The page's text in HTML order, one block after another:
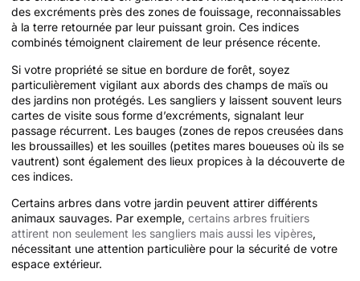
des excréments près des zones de fouissage, reconnaissables
à la terre retournée par leur puissant groin. Ces indices
combinés témoignent clairement de leur présence récente.
Si votre propriété se situe en bordure de forêt, soyez
particulièrement vigilant aux abords des champs de maïs ou
des jardins non protégés. Les sangliers y laissent souvent leurs
cartes de visite sous forme d’excréments, signalant leur
passage récurrent. Les bauges (zones de repos creusées dans
les broussailles) et les souilles (petites mares boueuses où ils se
vautrent) sont également des lieux propices à la découverte de
ces indices.
Certains arbres dans votre jardin peuvent attirer différents
animaux sauvages. Par exemple, certains arbres fruitiers
attirent non seulement les sangliers mais aussi les vipères,
nécessitant une attention particulière pour la sécurité de votre
espace extérieur.